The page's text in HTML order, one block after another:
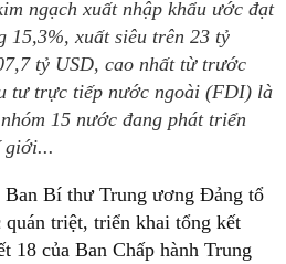
ngạch xuất nhập khẩu ước đạt
15,3%, xuất siêu trên 23 tỷ
tỷ USD, cao nhất từ trước
tư trực tiếp nước ngoài (FDI) là
15 nước đang phát triển
giới...
Bí thư Trung ương Đảng tổ
triệt, triển khai tổng kết
18 của Ban Chấp hành Trung